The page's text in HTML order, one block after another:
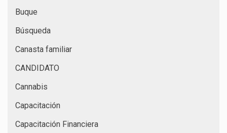
Buque
Búsqueda
Canasta familiar
CANDIDATO
Cannabis
Capacitación
Capacitación Financiera